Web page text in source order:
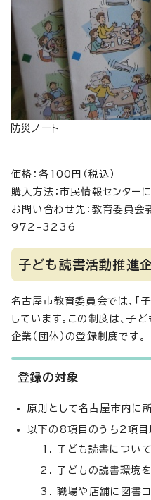
防災ノート
価格：各100円（税込）
購入方法：市民情報センター
お問い合わせ先：教育委員
972-3236
子ども読書活動推進
名古屋市教育委員会では、「
しています。この制度は、子
企業（団体）の登録制度です。
登録の対象
原則として名古屋市内に
以下の8項目のうち2項目
子ども読書について
子どもの読書環境
職場や店舗に図書